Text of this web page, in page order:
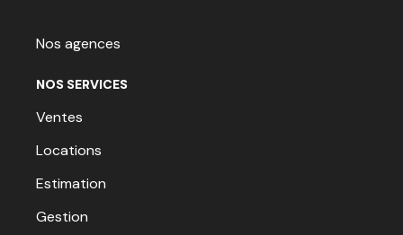
Nos agences
NOS SERVICES
Ventes
Locations
Estimation
Gestion